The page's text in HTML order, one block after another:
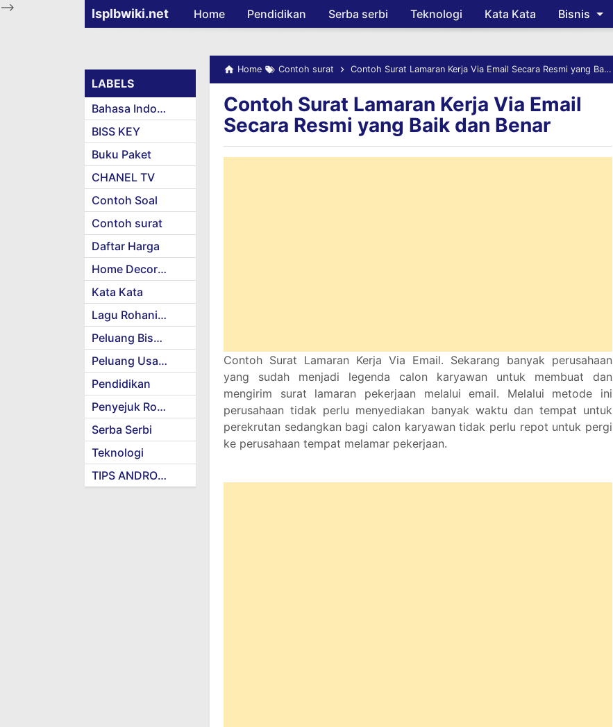
-->
Skip to main content
Isplbwiki.net Home Pendidikan Serba serbi Teknologi Kata Kata Bisnis
Home Contoh surat Contoh Surat Lamaran Kerja Via Email Secara Resmi yang Baik dan Benar
Contoh Surat Lamaran Kerja Via Email
Secara Resmi yang Baik dan Benar
Contoh Surat Lamaran Kerja Via Email. Sekarang banyak perusahaan
yang sudah menjadi legenda calon karyawan untuk membuat dan
mengirim surat lamaran pekerjaan melalui email. Melalui metode ini
perusahaan tidak perlu menyediakan banyak waktu dan tempat untuk
perekrutan sedangkan bagi calon karyawan tidak perlu repot untuk pergi
ke perusahaan tempat melamar pekerjaan.
LABELS
Bahasa Indonesia
BISS KEY
Buku Paket
CHANEL TV
Contoh Soal
Contoh surat
Daftar Harga
Home Decoration
Kata Kata
Lagu Rohani Kristen
Peluang Bisnis
Peluang Usaha
Pendidikan
Penyejuk Rohani
Serba Serbi
Teknologi
TIPS ANDROID